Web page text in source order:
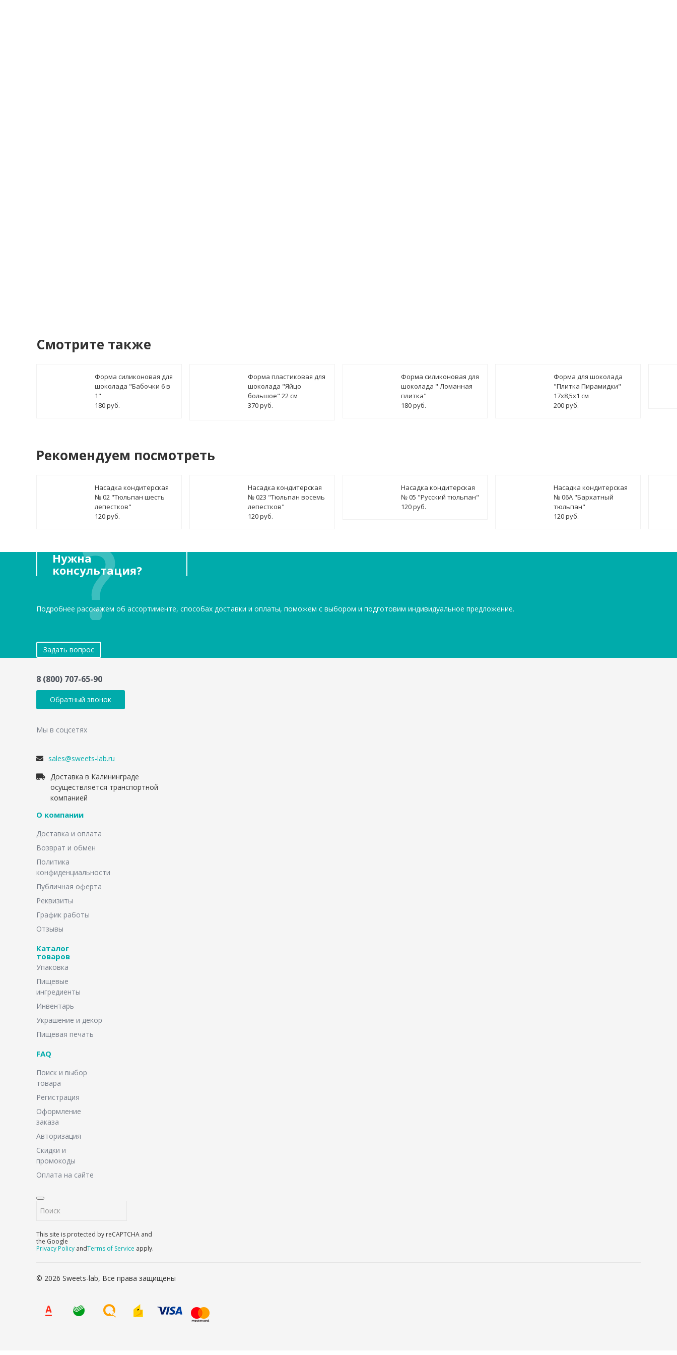
Смотрите также
Форма силиконовая для
шоколада "Бабочки 6 в
1"
180 руб.
Форма пластиковая для
шоколада "Яйцо
большое" 22 см
370 руб.
Форма силиконовая для
шоколада " Ломанная
плитка"
180 руб.
Форма для шоколада
"Плитка Пирамидки"
17х8,5х1 см
200 руб.
Рекомендуем посмотреть
Насадка кондитерская
№ 02 "Тюльпан шесть
лепестков"
120 руб.
Насадка кондитерская
№ 023 "Тюльпан восемь
лепестков"
120 руб.
Насадка кондитерская
№ 05 "Русский тюльпан"
120 руб.
Насадка кондитерская
№ 06А "Бархатный
тюльпан"
120 руб.
Нужна
консультация?
Подробнее расскажем об ассортименте, способах доставки и оплаты, поможем с выбором и подготовим индивидуальное предложение.
Задать вопрос
8 (800) 707-65-90
Обратный звонок
Мы в соцсетях
sales@sweets-lab.ru
Доставка в Калининграде
осуществляется транспортной
компанией
О компании
Доставка и оплата
Возврат и обмен
Политика
конфиденциальности
Публичная оферта
Реквизиты
График работы
Отзывы
Каталог
товаров
Упаковка
Пищевые
ингредиенты
Инвентарь
Украшение и декор
Пищевая печать
FAQ
Поиск и выбор
товара
Регистрация
Оформление
заказа
Авторизация
Скидки и
промокоды
Оплата на сайте
This site is protected by reCAPTCHA and
the Google
Privacy Policy andTerms of Service apply.
© 2026 Sweets-lab, Все права защищены